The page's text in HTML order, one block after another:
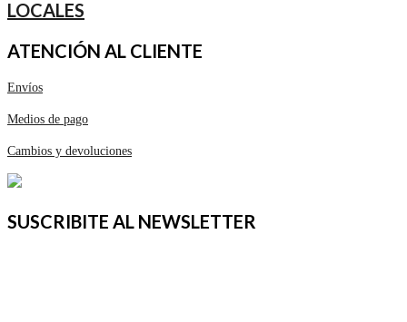
LOCALES
ATENCIÓN AL CLIENTE
Envíos
Medios de pago
Cambios y devoluciones
SUSCRIBITE AL NEWSLETTER